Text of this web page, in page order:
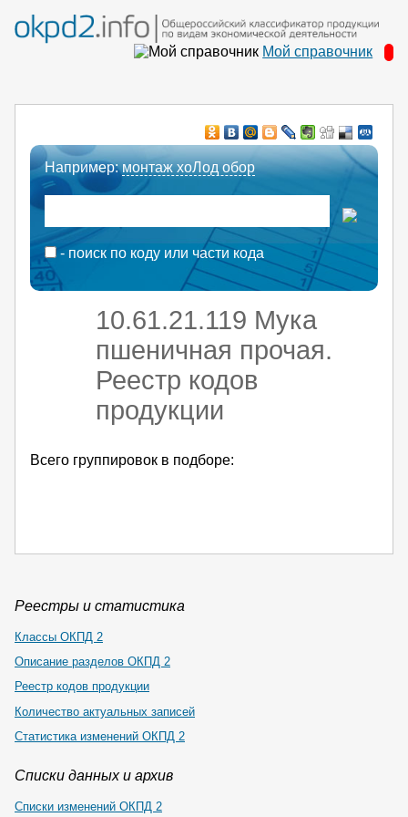
Мой справочник
Например:монтаж хоЛод обор
- поиск по коду или части кода
10.61.21.119 Мука
пшеничная прочая.
Реестр кодов
продукции
Всего группировок в подборе:
Реестры и статистика
Классы ОКПД 2
Описание разделов ОКПД 2
Реестр кодов продукции
Количество актуальных записей
Статистика изменений ОКПД 2
Списки данных и архив
Списки изменений ОКПД 2